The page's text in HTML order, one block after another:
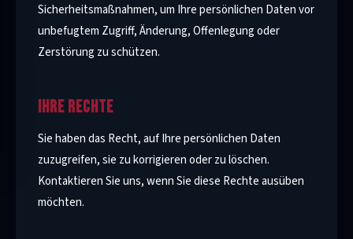
Sicherheitsmaßnahmen, um Ihre persönlichen Daten vor
unbefugtem Zugriff, Änderung, Offenlegung oder
Zerstörung zu schützen.
IHRE RECHTE
Sie haben das Recht, auf Ihre persönlichen Daten
zuzugreifen, sie zu korrigieren oder zu löschen.
Kontaktieren Sie uns, wenn Sie diese Rechte ausüben
möchten.